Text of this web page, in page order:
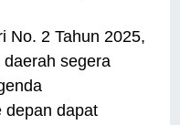
No. 2 Tahun 2025,
segera
depan dapat